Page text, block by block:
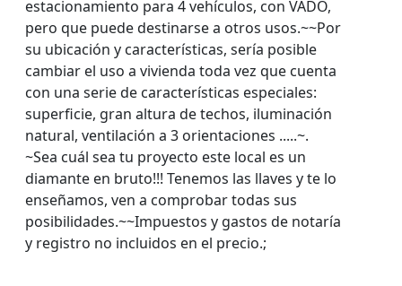
estacionamiento para 4 vehículos, con VADO,
pero que puede destinarse a otros usos.~~Por
su ubicación y características, sería posible
cambiar el uso a vivienda toda vez que cuenta
con una serie de características especiales:
superficie, gran altura de techos, iluminación
natural, ventilación a 3 orientaciones .....~.
~Sea cuál sea tu proyecto este local es un
diamante en bruto!!! Tenemos las llaves y te lo
enseñamos, ven a comprobar todas sus
posibilidades.~~Impuestos y gastos de notaría
y registro no incluidos en el precio.;